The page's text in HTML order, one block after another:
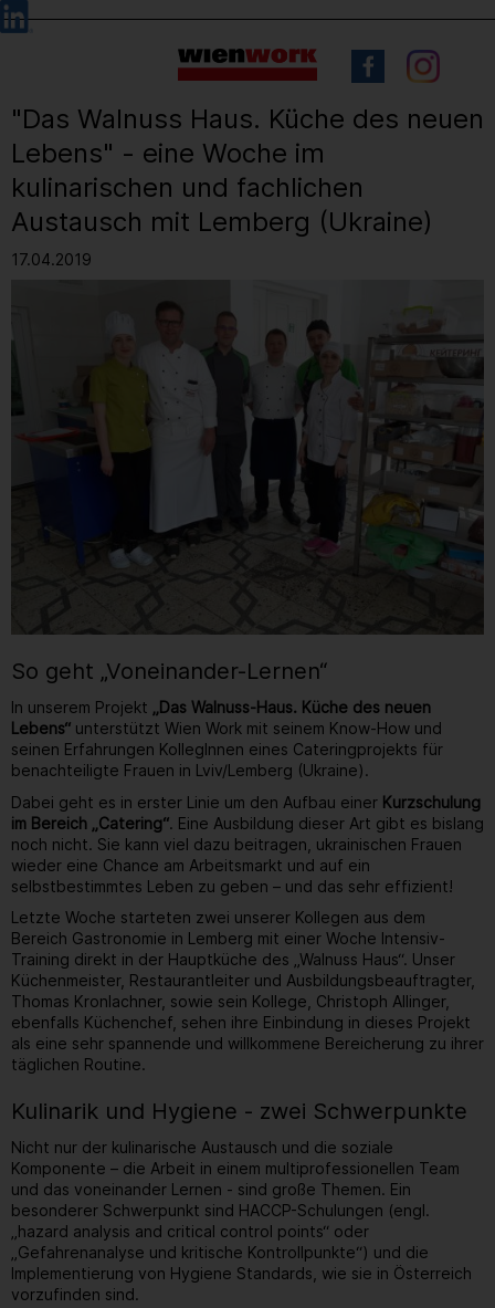
Barrierefreie
Bedienung
Sprachauswahl
"Das Walnuss Haus. Küche des neuen
Lebens" - eine Woche im
kulinarischen und fachlichen
Austausch mit Lemberg (Ukraine)
17.04.2019
So geht „Voneinander-Lernen“
In unserem Projekt „Das Walnuss-Haus. Küche des neuen
Lebens“ unterstützt Wien Work mit seinem Know-How und
seinen Erfahrungen KollegInnen eines Cateringprojekts für
benachteiligte Frauen in Lviv/Lemberg (Ukraine).
Dabei geht es in erster Linie um den Aufbau einer Kurzschulung
im Bereich „Catering“. Eine Ausbildung dieser Art gibt es bislang
noch nicht. Sie kann viel dazu beitragen, ukrainischen Frauen
wieder eine Chance am Arbeitsmarkt und auf ein
selbstbestimmtes Leben zu geben – und das sehr effizient!
Letzte Woche starteten zwei unserer Kollegen aus dem
Bereich Gastronomie in Lemberg mit einer Woche Intensiv-
Training direkt in der Hauptküche des „Walnuss Haus“. Unser
Küchenmeister, Restaurantleiter und Ausbildungsbeauftragter,
Thomas Kronlachner, sowie sein Kollege, Christoph Allinger,
ebenfalls Küchenchef, sehen ihre Einbindung in dieses Projekt
als eine sehr spannende und willkommene Bereicherung zu ihrer
täglichen Routine.
Kulinarik und Hygiene - zwei Schwerpunkte
Nicht nur der kulinarische Austausch und die soziale
Komponente – die Arbeit in einem multiprofessionellen Team
und das voneinander Lernen - sind große Themen. Ein
besonderer Schwerpunkt sind HACCP-Schulungen (engl.
„hazard analysis and critical control points“ oder
„Gefahrenanalyse und kritische Kontrollpunkte“) und die
Implementierung von Hygiene Standards, wie sie in Österreich
vorzufinden sind.